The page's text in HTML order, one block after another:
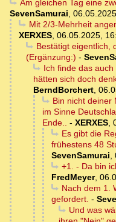
Am gleichen Tag eine
SevenSamurai,
Mit 2/3-Mehrheit
XERXES, 06.05.2025,
Bestätigt eigentlich,
(Ergänzung:) -
Ich finde das
hätten sich doch
BerndBorchert,
Bin nicht deiner
im Sinne
Ende.. - XERXES,
Es gibt die
frühestens 48
SevenSamurai,
+1. - Da bin
FredMeyer,
Nach dem 1.
gefordert. -
Und was